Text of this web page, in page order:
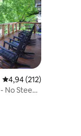
Nilai rata-rata 4,94 dari
4,94 (212)
No Steep